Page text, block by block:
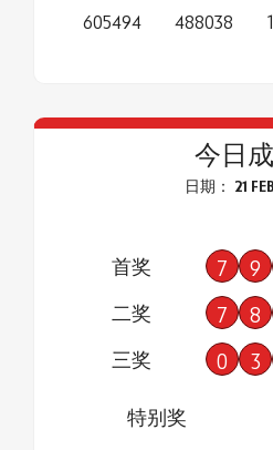
605494
488038
今日
日期： 21
首奖 7 9
二奖 7 8
三奖 0 3
特别奖